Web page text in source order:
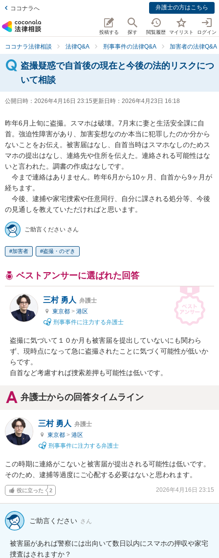
ココナラへ 弁護士の方はこちら
投稿する 探す 閲覧履歴 マイリスト ログイン
ココナラ法律相談 法律Q&A 刑事事件の法律Q&A 加害者の法律Q&A
盗撮疑惑で自首後の現在と今後の法的リスクにつ
いて相談
公開日時： 2026年4月16日 23:15更新日時： 2026年4月23日 16:18
昨年6月上旬に盗撮。スマホは破壊。7月末に妻と生活安全課に自
首。強迫性障害があり、加害妄想なのか本当に犯罪したのか分から
ないことをお伝え。被害届はなし、自首当時はスマホなしのためス
マホの提出はなし、連絡先や住所を伝えた。連絡される可能性はな
いと言われた。調書の作成はなしです。
今まで連絡はありません。昨年6月から10ヶ月、自首から9ヶ月が
経ちます。
今後、逮捕や家宅捜索や任意同行、自分に課される処分等、今後
の見通しを教えていただければと思います。
ご助言ください さん
加害者 盗撮・のぞき
ベストアンサーに選ばれた回答
三村 勇人 弁護士
東京都 > 港区
刑事事件に注力する弁護士
盗撮に気づいて１０か月も被害届を提出していないにも関わら
ず、現時点になって急に盗撮されたことに気づく可能性が低いか
らです。
自首など考慮すれば捜索差押も可能性は低いです。
弁護士からの回答タイムライン
三村 勇人 弁護士
東京都 > 港区
刑事事件に注力する弁護士
この時期に連絡がこないと被害届が提出される可能性は低いです。
そのため、逮捕等過度にご心配する必要はないと思われます。
役に立った 2 2026年4月16日 23:15
ご助言ください さん
被害届があれば警察には出向いて数日以内にスマホの押収や家宅
捜査はされますか？